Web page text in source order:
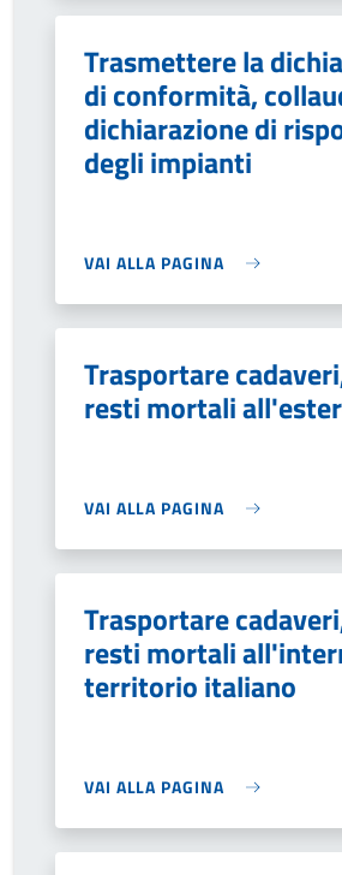
Trasmettere la
di conformità,
dichiarazione di
degli impianti
VAI ALLA PAGINA
Trasportare
resti mortali
VAI ALLA PAGINA
Trasportare
resti mortali
territorio italiano
VAI ALLA PAGINA